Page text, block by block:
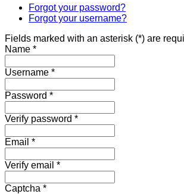
Forgot your password?
Forgot your username?
Fields marked with an asterisk (*) are
Name *
Username *
Password *
Verify password *
Email *
Verify email *
Captcha *